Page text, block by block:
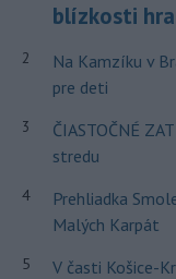
blízkosti
2
Na Kamzíku v
pre deti
3
ČIASTOČNÉ
stredu
4
Prehliadka
Malých Karpát
5
V časti Košice-